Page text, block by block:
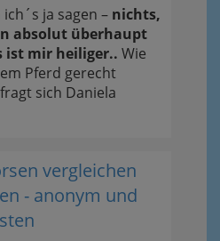
ja sagen – nichts,
absolut überhaupt
ist mir heiliger.. Wie
Pferd gerecht
sich Daniela
vergleichen
- anonym und